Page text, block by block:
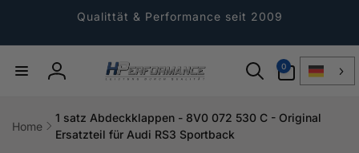
Qualittät & Performance seit 2009
Einloggen
0
Artikel
Home
1 satz Abdeckklappen - 8V0 072 530 C - Original
Ersatzteil für Audi RS3 Sportback